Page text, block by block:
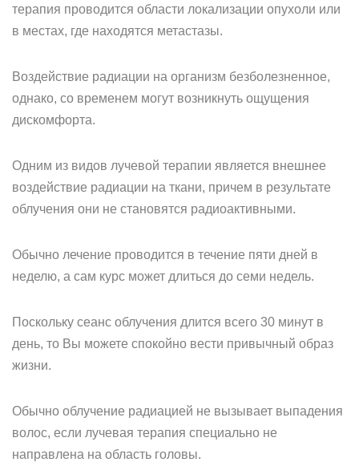
терапия проводится области локализации опухоли или
в местах, где находятся метастазы.
Воздействие радиации на организм безболезненное,
однако, со временем могут возникнуть ощущения
дискомфорта.
Одним из видов лучевой терапии является внешнее
воздействие радиации на ткани, причем в результате
облучения они не становятся радиоактивными.
Обычно лечение проводится в течение пяти дней в
неделю, а сам курс может длиться до семи недель.
Поскольку сеанс облучения длится всего 30 минут в
день, то Вы можете спокойно вести привычный образ
жизни.
Обычно облучение радиацией не вызывает выпадения
волос, если лучевая терапия специально не
направлена на область головы.